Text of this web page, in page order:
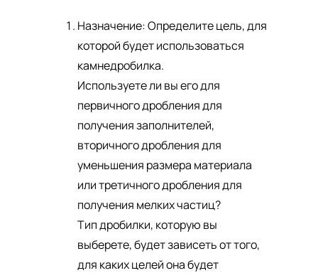
Назначение: Определите цель, для
которой будет использоваться
камнедробилка.
Используете ли вы его для
первичного дробления для
получения заполнителей,
вторичного дробления для
уменьшения размера материала
или третичного дробления для
получения мелких частиц?
Тип дробилки, которую вы
выберете, будет зависеть от того,
для каких целей она будет